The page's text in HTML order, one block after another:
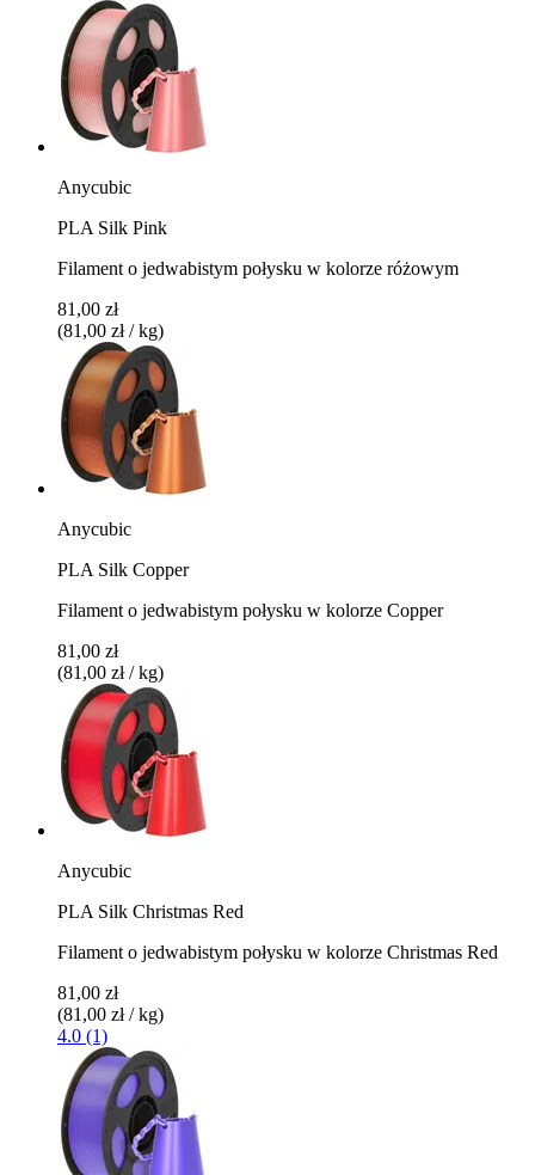
Anycubic
PLA Silk Pink
Filament o jedwabistym połysku w kolorze różowym
81,00 zł
(81,00 zł / kg)
Anycubic
PLA Silk Copper
Filament o jedwabistym połysku w kolorze Copper
81,00 zł
(81,00 zł / kg)
Anycubic
PLA Silk Christmas Red
Filament o jedwabistym połysku w kolorze Christmas Red
81,00 zł
(81,00 zł / kg)
4.0 (1)